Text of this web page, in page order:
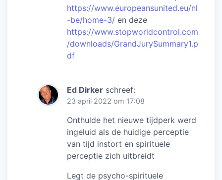
https://www.europeansunited.eu/nl
-be/home-3/ en deze
https://www.stopworldcontrol.com
/downloads/GrandJurySummary1.p
df
Ed Dirker schreef:
23 april 2022 om 17:08
Onthulde het nieuwe tijdperk werd
ingeluid als de huidige perceptie
van tijd instort en spirituele
perceptie zich uitbreidt
Legt de psycho-spirituele